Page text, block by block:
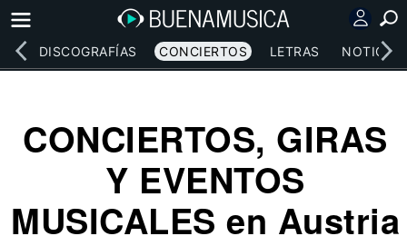
DISCOGRAFÍAS CONCIERTOS LETRAS NOTICIAS
CONCIERTOS, GIRAS
Y EVENTOS
MUSICALES en Austria